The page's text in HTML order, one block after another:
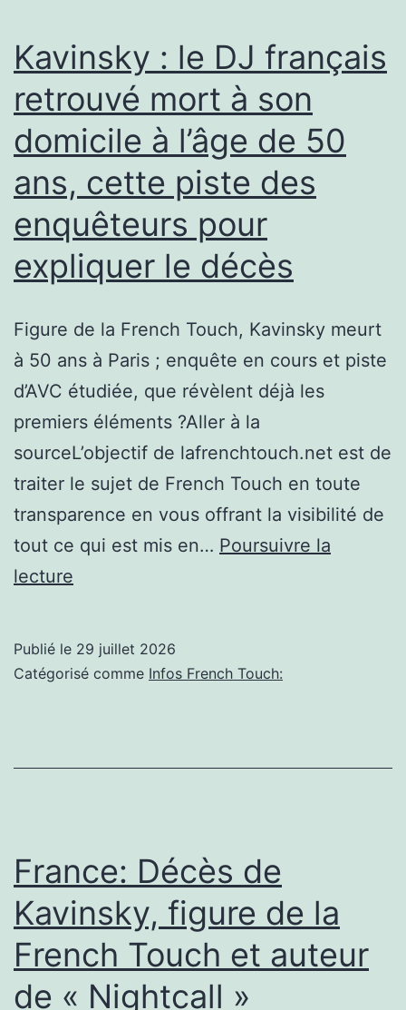
monde
Kavinsky : le DJ français
retrouvé mort à son
domicile à l’âge de 50
ans, cette piste des
enquêteurs pour
expliquer le décès
Figure de la French Touch, Kavinsky meurt
à 50 ans à Paris ; enquête en cours et piste
d’AVC étudiée, que révèlent déjà les
premiers éléments ?Aller à la
sourceL’objectif de lafrenchtouch.net est de
traiter le sujet de French Touch en toute
transparence en vous offrant la visibilité de
tout ce qui est mis en… Poursuivre la
lecture
DJ
à
l’âge
de
50
Publié le 29 juillet 2026
Catégorisé comme Infos French Touch:
France: Décès de
Kavinsky, figure de la
French Touch et auteur
de « Nightcall »